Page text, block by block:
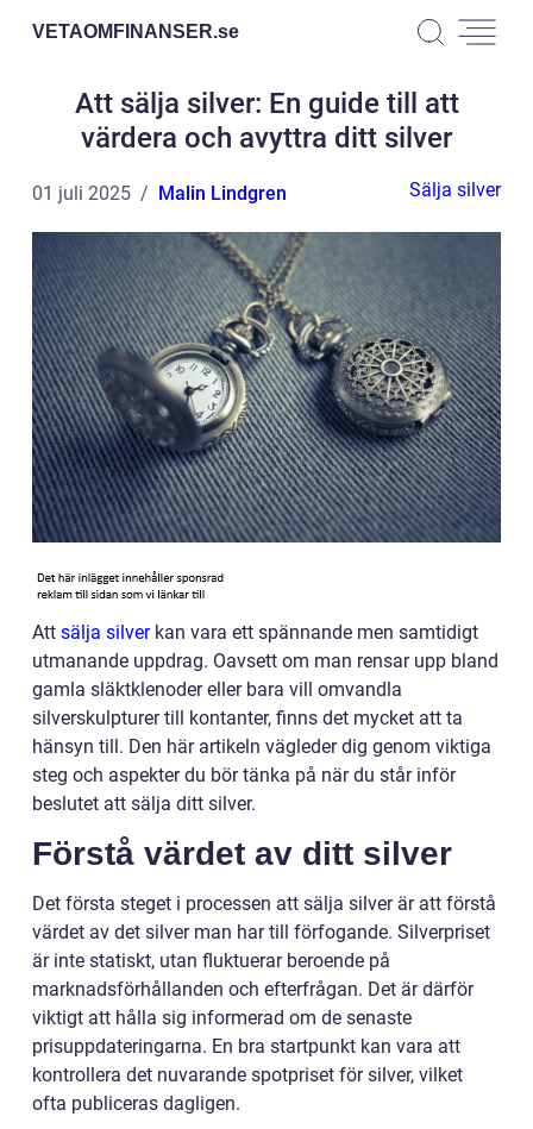
VETAOMFINANSER.se
Att sälja silver: En guide till att
värdera och avyttra ditt silver
01 juli 2025 Malin Lindgren Sälja silver
Att sälja silverkan vara ett spännande men samtidigt
utmanande uppdrag. Oavsett om man rensar upp bland
gamla släktklenoder eller bara vill omvandla
silverskulpturer till kontanter, finns det mycket att ta
hänsyn till. Den här artikeln vägleder dig genom viktiga
steg och aspekter du bör tänka på när du står inför
beslutet att sälja ditt silver.
Förstå värdet av ditt silver
Det första steget i processen att sälja silver är att förstå
värdet av det silver man har till förfogande. Silverpriset
är inte statiskt, utan fluktuerar beroende på
marknadsförhållanden och efterfrågan. Det är därför
viktigt att hålla sig informerad om de senaste
prisuppdateringarna. En bra startpunkt kan vara att
kontrollera det nuvarande spotpriset för silver, vilket
ofta publiceras dagligen.